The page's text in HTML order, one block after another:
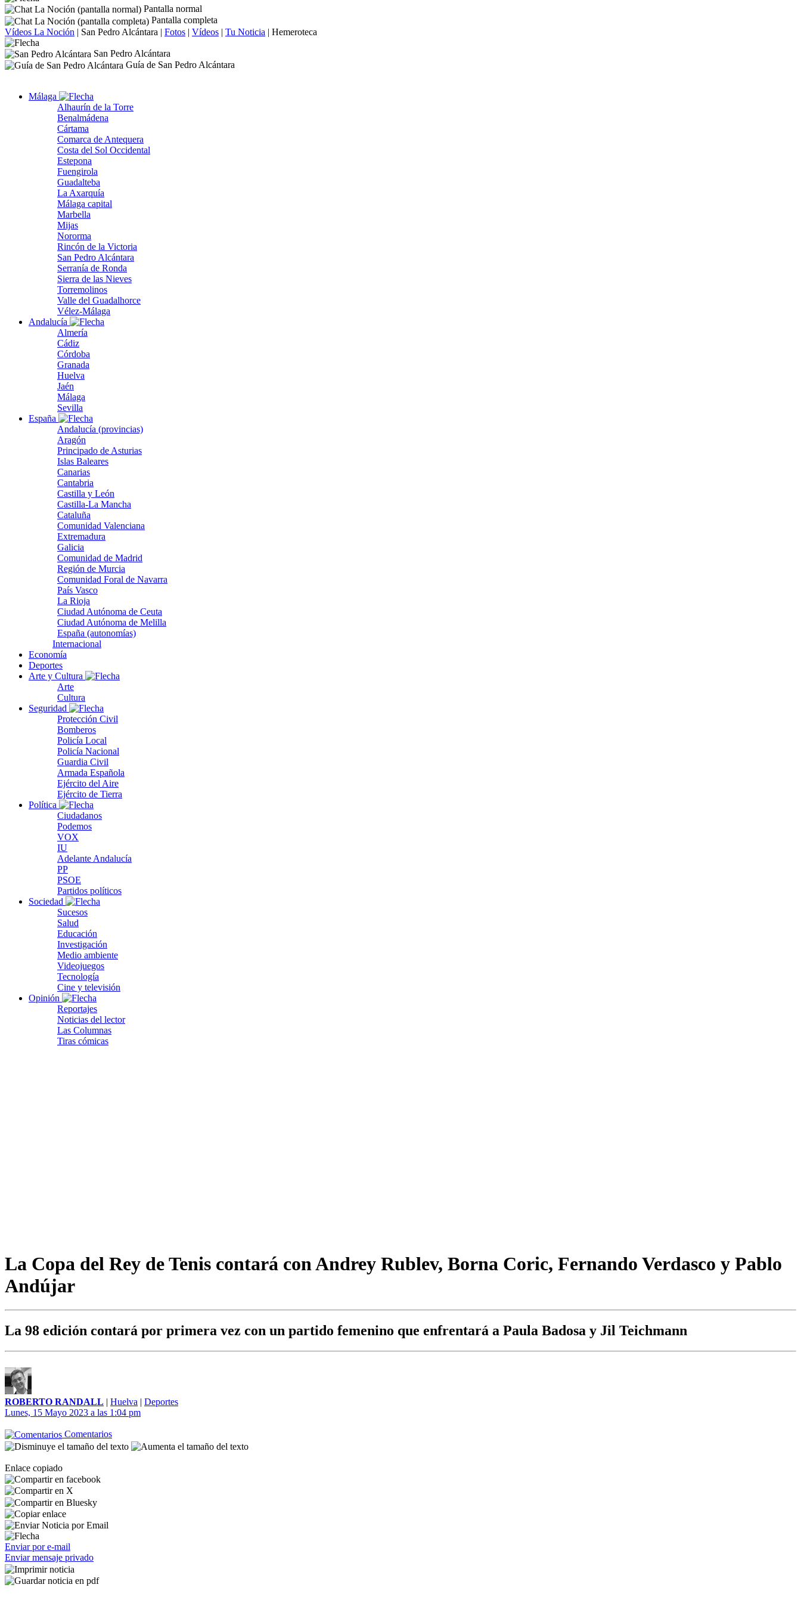
Pantalla normal
Pantalla completa
Vídeos La Noción | San Pedro Alcántara | Fotos | Vídeos | Tu Noticia | Hemeroteca
San Pedro Alcántara
Guía de San Pedro Alcántara
Málaga
Alhaurín de la Torre
Benalmádena
Cártama
Comarca de Antequera
Costa del Sol Occidental
Estepona
Fuengirola
Guadalteba
La Axarquía
Málaga capital
Marbella
Mijas
Nororma
Rincón de la Victoria
San Pedro Alcántara
Serranía de Ronda
Sierra de las Nieves
Torremolinos
Valle del Guadalhorce
Vélez-Málaga
Andalucía
Almería
Cádiz
Córdoba
Granada
Huelva
Jaén
Málaga
Sevilla
España
Andalucía (provincias)
Aragón
Principado de Asturias
Islas Baleares
Canarias
Cantabria
Castilla y León
Castilla-La Mancha
Cataluña
Comunidad Valenciana
Extremadura
Galicia
Comunidad de Madrid
Región de Murcia
Comunidad Foral de Navarra
País Vasco
La Rioja
Ciudad Autónoma de Ceuta
Ciudad Autónoma de Melilla
España (autonomías)
Internacional
Economía
Deportes
Arte y Cultura
Arte
Cultura
Seguridad
Protección Civil
Bomberos
Policía Local
Policía Nacional
Guardia Civil
Armada Española
Ejército del Aire
Ejército de Tierra
Política
Ciudadanos
Podemos
VOX
IU
Adelante Andalucía
PP
PSOE
Partidos políticos
Sociedad
Sucesos
Salud
Educación
Investigación
Medio ambiente
Videojuegos
Tecnología
Cine y televisión
Opinión
Reportajes
Noticias del lector
Las Columnas
Tiras cómicas
La Copa del Rey de Tenis contará con Andrey Rublev, Borna Coric, Fernando Verdasco y Pablo
Andújar
La 98 edición contará por primera vez con un partido femenino que enfrentará a Paula Badosa y Jil Teichmann
ROBERTO RANDALL | Huelva | Deportes
Lunes, 15 Mayo 2023 a las 1:04 pm
Comentarios
Enlace copiado
Enviar por e-mail
Enviar mensaje privado